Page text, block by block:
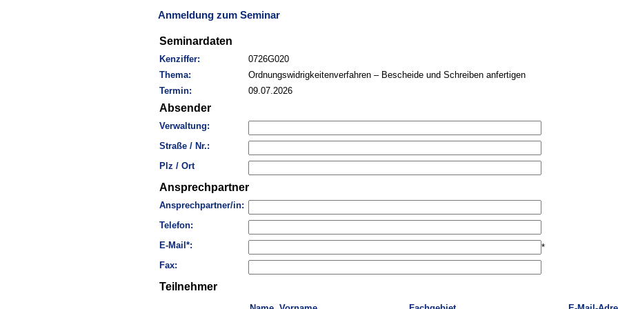
Anmeldung zum Seminar
Seminardaten
Kenziffer:
0726G020
Thema:
Ordnungswidrigkeitenverfahren – Bescheide und Schreiben anfertigen
Termin:
09.07.2026
Absender
Verwaltung:
Straße / Nr.:
Plz / Ort
Ansprechpartner
Ansprechpartner/in:
Telefon:
E-Mail*:
*
Fax:
Teilnehmer